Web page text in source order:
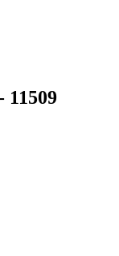
11509